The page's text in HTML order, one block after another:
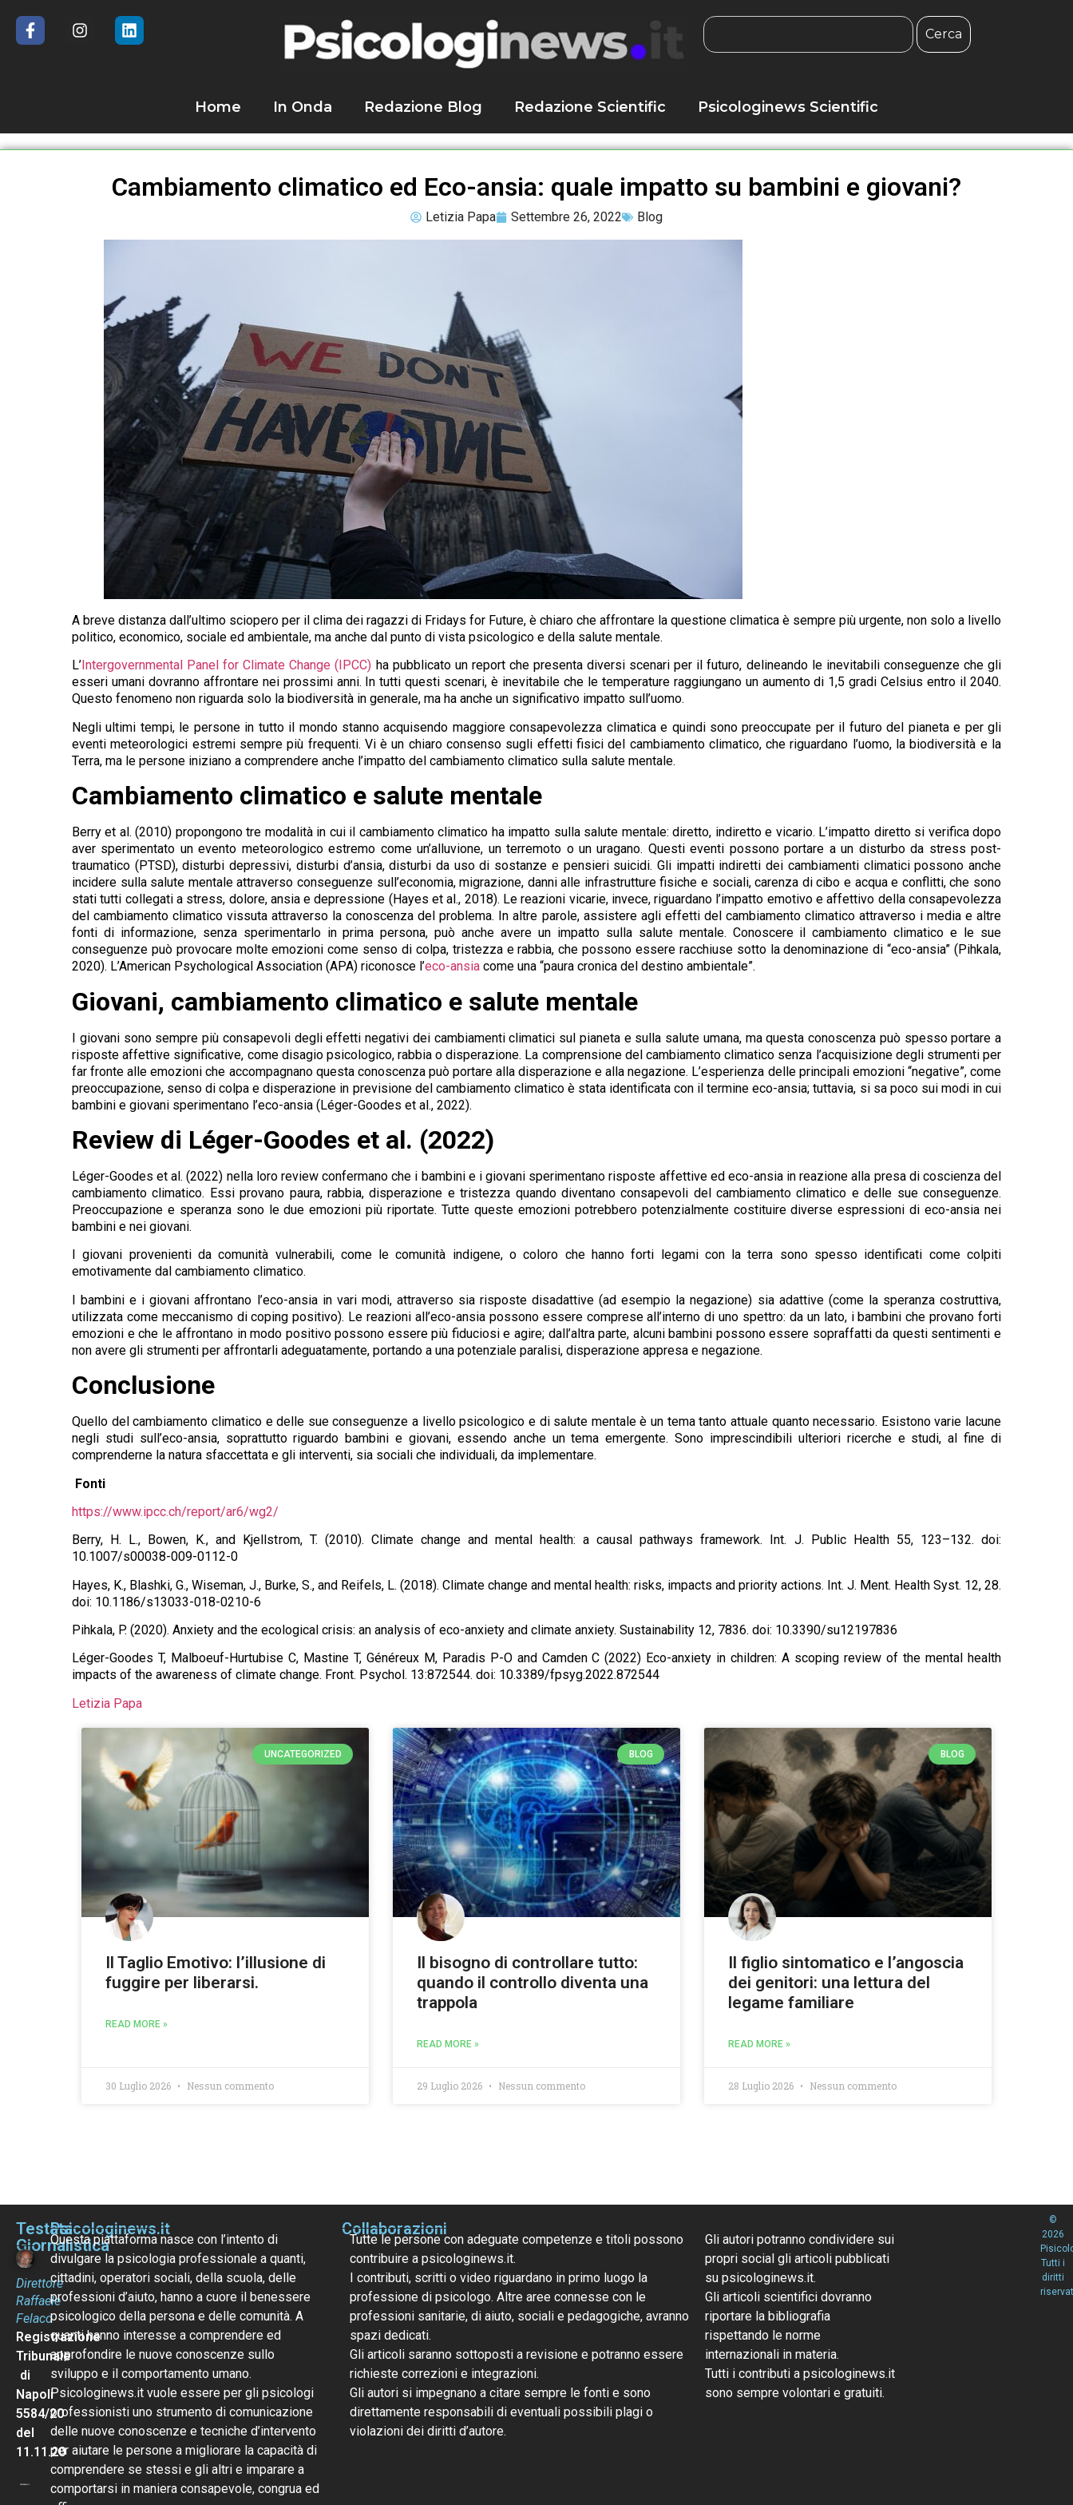
Cerca
Home In Onda Redazione Blog Redazione Scientific Psicologinews Scientific
Cambiamento climatico ed Eco-ansia: quale impatto su bambini e giovani?
Letizia Papa Settembre 26, 2022 Blog
A breve distanza dall’ultimo sciopero per il clima dei ragazzi di Fridays for Future, è chiaro che affrontare la questione climatica è sempre più urgente, non solo a livello
politico, economico, sociale ed ambientale, ma anche dal punto di vista psicologico e della salute mentale.
L’ Intergovernmental Panel for Climate Change (IPCC) ha pubblicato un report che presenta diversi scenari per il futuro, delineando le inevitabili conseguenze che gli
esseri umani dovranno affrontare nei prossimi anni. In tutti questi scenari, è inevitabile che le temperature raggiungano un aumento di 1,5 gradi Celsius entro il 2040.
Questo fenomeno non riguarda solo la biodiversità in generale, ma ha anche un significativo impatto sull’uomo.
Negli ultimi tempi, le persone in tutto il mondo stanno acquisendo maggiore consapevolezza climatica e quindi sono preoccupate per il futuro del pianeta e per gli
eventi meteorologici estremi sempre più frequenti. Vi è un chiaro consenso sugli effetti fisici del cambiamento climatico, che riguardano l’uomo, la biodiversità e la
Terra, ma le persone iniziano a comprendere anche l’impatto del cambiamento climatico sulla salute mentale.
Cambiamento climatico e salute mentale
Berry et al. (2010) propongono tre modalità in cui il cambiamento climatico ha impatto sulla salute mentale: diretto, indiretto e vicario. L’impatto diretto si verifica dopo
aver sperimentato un evento meteorologico estremo come un’alluvione, un terremoto o un uragano. Questi eventi possono portare a un disturbo da stress post-
traumatico (PTSD), disturbi depressivi, disturbi d’ansia, disturbi da uso di sostanze e pensieri suicidi. Gli impatti indiretti dei cambiamenti climatici possono anche
incidere sulla salute mentale attraverso conseguenze sull’economia, migrazione, danni alle infrastrutture fisiche e sociali, carenza di cibo e acqua e conflitti, che sono
stati tutti collegati a stress, dolore, ansia e depressione (Hayes et al., 2018). Le reazioni vicarie, invece, riguardano l’impatto emotivo e affettivo della consapevolezza
del cambiamento climatico vissuta attraverso la conoscenza del problema. In altre parole, assistere agli effetti del cambiamento climatico attraverso i media e altre
fonti di informazione, senza sperimentarlo in prima persona, può anche avere un impatto sulla salute mentale. Conoscere il cambiamento climatico e le sue
conseguenze può provocare molte emozioni come senso di colpa, tristezza e rabbia, che possono essere racchiuse sotto la denominazione di “eco-ansia” (Pihkala,
2020). L’American Psychological Association (APA) riconosce l’eco-ansia come una “paura cronica del destino ambientale”.
Giovani, cambiamento climatico e salute mentale
I giovani sono sempre più consapevoli degli effetti negativi dei cambiamenti climatici sul pianeta e sulla salute umana, ma questa conoscenza può spesso portare a
risposte affettive significative, come disagio psicologico, rabbia o disperazione. La comprensione del cambiamento climatico senza l’acquisizione degli strumenti per
far fronte alle emozioni che accompagnano questa conoscenza può portare alla disperazione e alla negazione. L’esperienza delle principali emozioni “negative”, come
preoccupazione, senso di colpa e disperazione in previsione del cambiamento climatico è stata identificata con il termine eco-ansia; tuttavia, si sa poco sui modi in cui
bambini e giovani sperimentano l’eco-ansia (Léger-Goodes et al., 2022).
Review di Léger-Goodes et al. (2022)
Léger-Goodes et al. (2022) nella loro review confermano che i bambini e i giovani sperimentano risposte affettive ed eco-ansia in reazione alla presa di coscienza del
cambiamento climatico. Essi provano paura, rabbia, disperazione e tristezza quando diventano consapevoli del cambiamento climatico e delle sue conseguenze.
Preoccupazione e speranza sono le due emozioni più riportate. Tutte queste emozioni potrebbero potenzialmente costituire diverse espressioni di eco-ansia nei
bambini e nei giovani.
I giovani provenienti da comunità vulnerabili, come le comunità indigene, o coloro che hanno forti legami con la terra sono spesso identificati come colpiti
emotivamente dal cambiamento climatico.
I bambini e i giovani affrontano l’eco-ansia in vari modi, attraverso sia risposte disadattive (ad esempio la negazione) sia adattive (come la speranza costruttiva,
utilizzata come meccanismo di coping positivo). Le reazioni all’eco-ansia possono essere comprese all’interno di uno spettro: da un lato, i bambini che provano forti
emozioni e che le affrontano in modo positivo possono essere più fiduciosi e agire; dall’altra parte, alcuni bambini possono essere sopraffatti da questi sentimenti e
non avere gli strumenti per affrontarli adeguatamente, portando a una potenziale paralisi, disperazione appresa e negazione.
Conclusione
Quello del cambiamento climatico e delle sue conseguenze a livello psicologico e di salute mentale è un tema tanto attuale quanto necessario. Esistono varie lacune
negli studi sull’eco-ansia, soprattutto riguardo bambini e giovani, essendo anche un tema emergente. Sono imprescindibili ulteriori ricerche e studi, al fine di
comprenderne la natura sfaccettata e gli interventi, sia sociali che individuali, da implementare.
Fonti
https://www.ipcc.ch/report/ar6/wg2/
Berry, H. L., Bowen, K., and Kjellstrom, T. (2010). Climate change and mental health: a causal pathways framework. Int. J. Public Health 55, 123–132. doi:
10.1007/s00038-009-0112-0
Hayes, K., Blashki, G., Wiseman, J., Burke, S., and Reifels, L. (2018). Climate change and mental health: risks, impacts and priority actions. Int. J. Ment. Health Syst. 12, 28.
doi: 10.1186/s13033-018-0210-6
Pihkala, P. (2020). Anxiety and the ecological crisis: an analysis of eco-anxiety and climate anxiety. Sustainability 12, 7836. doi: 10.3390/su12197836
Léger-Goodes T, Malboeuf-Hurtubise C, Mastine T, Généreux M, Paradis P-O and Camden C (2022) Eco-anxiety in children: A scoping review of the mental health
impacts of the awareness of climate change. Front. Psychol. 13:872544. doi: 10.3389/fpsyg.2022.872544
Letizia Papa
UNCATEGORIZED
Il Taglio Emotivo: l’illusione di
fuggire per liberarsi.
READ MORE »
30 Luglio 2026 Nessun commento
BLOG
Il bisogno di controllare tutto:
quando il controllo diventa una
trappola
READ MORE »
29 Luglio 2026 Nessun commento
BLOG
Il figlio sintomatico e l’angoscia
dei genitori: una lettura del
legame familiare
READ MORE »
28 Luglio 2026 Nessun commento
Testata
Giornalistica
Direttore
Raffaele
Felaco
Registrazione
Tribunale
di
Napoli
5584/20
del
11.11.20
Psicologinews.it
Questa piattaforma nasce con l’intento di
divulgare la psicologia professionale a quanti,
cittadini, operatori sociali, della scuola, delle
professioni d’aiuto, hanno a cuore il benessere
psicologico della persona e delle comunità. A
quanti hanno interesse a comprendere ed
approfondire le nuove conoscenze sullo
sviluppo e il comportamento umano.
Psicologinews.it vuole essere per gli psicologi
professionisti uno strumento di comunicazione
delle nuove conoscenze e tecniche d’intervento
per aiutare le persone a migliorare la capacità di
comprendere se stessi e gli altri e imparare a
comportarsi in maniera consapevole, congrua ed
Collaborazioni
Tutte le persone con adeguate competenze e titoli possono
contribuire a psicologinews.it.
I contributi, scritti o video riguardano in primo luogo la
professione di psicologo. Altre aree connesse con le
professioni sanitarie, di aiuto, sociali e pedagogiche, avranno
spazi dedicati.
Gli articoli saranno sottoposti a revisione e potranno essere
richieste correzioni e integrazioni.
Gli autori si impegnano a citare sempre le fonti e sono
direttamente responsabili di eventuali possibili plagi o
violazioni dei diritti d’autore.
Gli autori potranno condividere sui
propri social gli articoli pubblicati
su psicologinews.it.
Gli articoli scientifici dovranno
riportare la bibliografia
rispettando le norme
internazionali in materia.
Tutti i contributi a psicologinews.it
sono sempre volontari e gratuiti.
©
2026
Tutti i
diritti